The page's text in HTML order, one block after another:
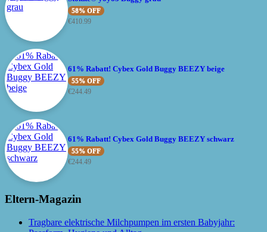
58% OFF
€410.99
61% Rabatt! Cybex Gold Buggy BEEZY beige
55% OFF
€244.49
61% Rabatt! Cybex Gold Buggy BEEZY schwarz
55% OFF
€244.49
Eltern-Magazin
Tragbare elektrische Milchpumpen im ersten Babyjahr: